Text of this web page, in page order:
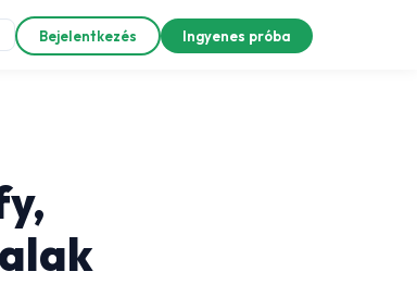
Bejelentkezés Ingyenes próba